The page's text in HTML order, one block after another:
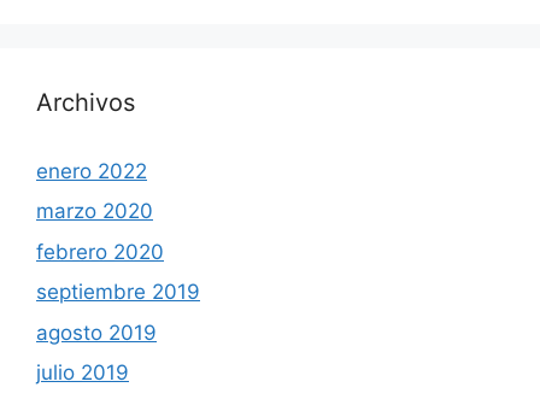
Archivos
enero 2022
marzo 2020
febrero 2020
septiembre 2019
agosto 2019
julio 2019